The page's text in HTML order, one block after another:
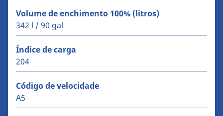
Volume de enchimento 100% (litros)
342 l / 90 gal
Índice de carga
204
Código de velocidade
A5